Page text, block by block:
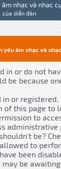
nhạc và nhạc
của diễn đàn
yêu âm nhạc và
in or do not
be because
in or registered.
of this page to
to
administrative
be?
to
been
be